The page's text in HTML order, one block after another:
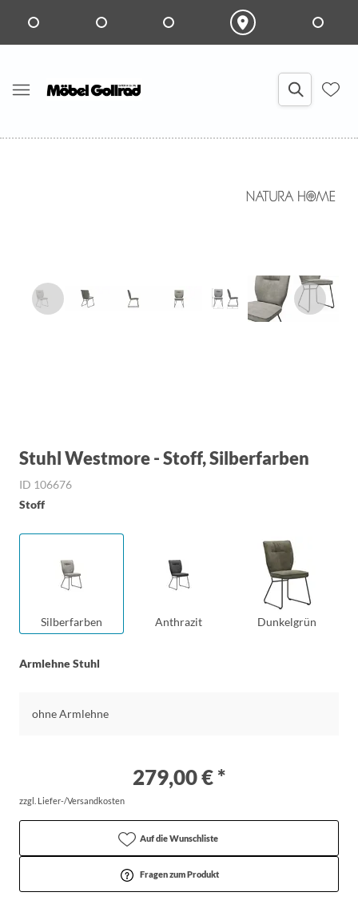
Stuhl Westmore - Stoff, Silberfarben
ID 106676
Stoff
Silberfarben Anthrazit Dunkelgrün
Armlehne Stuhl
ohne Armlehne
279,00 € *
zzgl. Liefer-/Versandkosten
Auf die Wunschliste
Fragen zum Produkt